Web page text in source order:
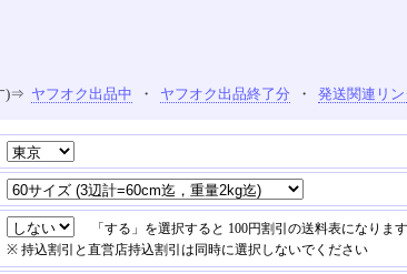
)⇒ ヤフオク出品中 ・ ヤフオク出品終了分 ・ 発送関連リ
「する」を選択すると 100円割引の送料表になります
※ 持込割引と直営店持込割引は同時に選択しないでください